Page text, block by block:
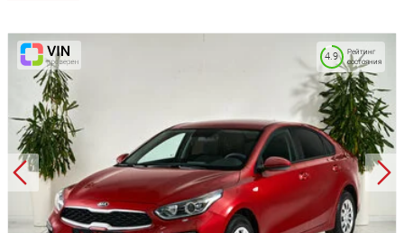
Напоминание о пассажирах на заднем ряду (ROA)
Фронтальные подушки безопасности
Зеркала заднего вида с электроприводом и подогревом
Подогрев передних сидений
Подогрев форсунок стеклоомывателя
Рейтинг
состояния
4.9